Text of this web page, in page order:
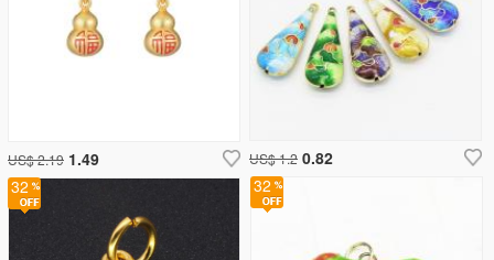
US$ 1.2 0.82
32 32
US$ 2.19 1.49